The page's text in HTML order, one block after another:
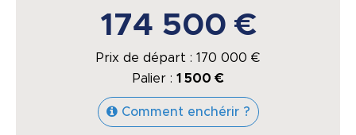
174 500 €
Prix de départ : 170 000 €
Palier : 1 500 €
Comment enchérir ?